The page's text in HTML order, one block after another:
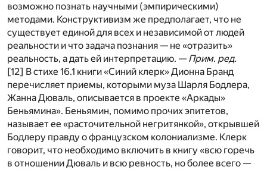
возможно познать научными (эмпирическими)
методами. Конструктивизм же предполагает, что не
существует единой для всех и независимой от людей
реальности и что задача познания — не «отразить»
реальность, а дать ей интерпретацию. — Прим. ред.
[12] В стихе 16.1 книги «Синий клерк» Дионна Бранд
перечисляет приемы, которыми муза Шарля Бодлера,
Жанна Дюваль, описывается в проекте «Аркады»
Беньямина». Беньямин, помимо прочих эпитетов,
называет ее «расточительной негритянкой», открывшей
Бодлеру правду о французском колониализме. Клерк
говорит, что необходимо включить в книгу «всю горечь
в отношении Дюваль и всю ревность, но более всего —